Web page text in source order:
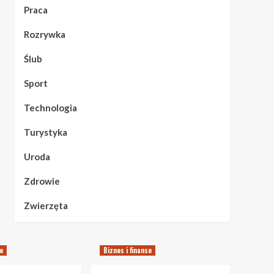
Praca
Rozrywka
Ślub
Sport
Technologia
Turystyka
Uroda
Zdrowie
Zwierzęta
Biznes i finanse